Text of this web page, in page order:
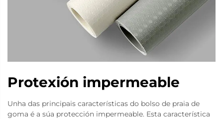
Protexión impermeable
Unha das principais características do bolso de praia de
goma é a súa protección impermeable. Esta característica